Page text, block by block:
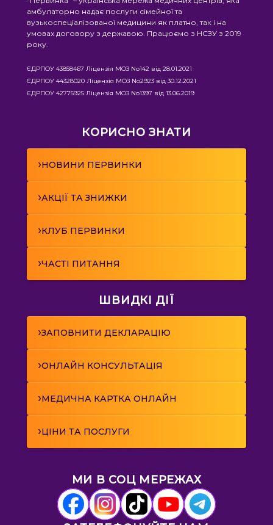
амбулаторно надає послуги сімейної та
вузькоспеціалізованої медицини як платно, так і на
умовах договору з державою. Працюємо з НСЗУ з 2019
року.
ЄДРПОУ 43858467 Ліцензія МОЗ No142 від 28.01.2021
ЄДРПОУ 44328020 Ліцензія МОЗ No2923 від 30.12.2021
ЄДРПОУ 42775925 Ліцензія МОЗ No1397 від 13.06.2019
КОРИСНО ЗНАТИ
›НОВИНИ ПЕРВИНКИ
›АКЦІЇ ТА ЗНИЖКИ
›КЛУБ ПЕРВИНКИ
›ЧАСТІ ПИТАННЯ
ШВИДКІ ДІЇ
›ЗАПОВНИТИ ДЕКЛАРАЦІЮ
›ОНЛАЙН КОНСУЛЬТАЦІЯ
›МЕДИЧНА КАРТКА ОНЛАЙН
›ЦІНИ ТА ПОСЛУГИ
МИ В СОЦ МЕРЕЖАХ